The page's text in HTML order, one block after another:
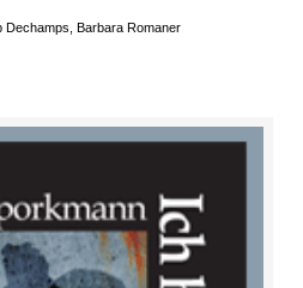
Dechamps, Barbara Romaner